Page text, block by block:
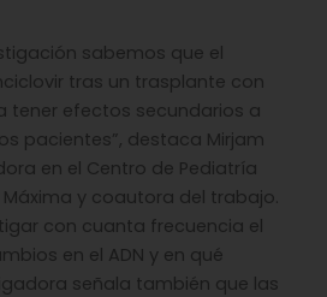
sabemos que el
tras un trasplante con
tener efectos secundarios a
pacientes”, destaca Mirjam
en el Centro de Pediatría
y coautora del trabajo.
con cuanta frecuencia el
en el ADN y en qué
señala también que las